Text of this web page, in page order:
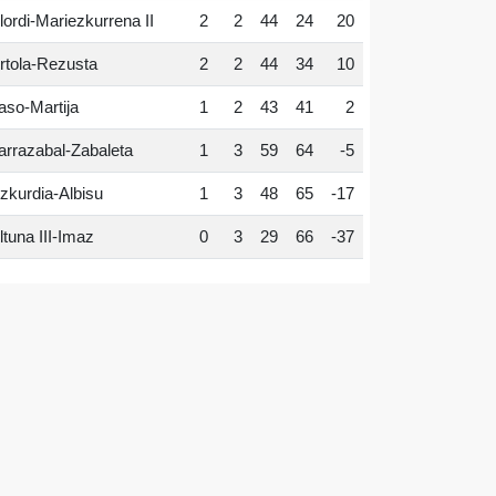
Mariezkurrena II 2 2 44 24 20
Rezusta 2 2 44 34 10
Martija 1 2 43 41 2
Zabaleta 1 3 59 64 -5
Albisu 1 3 48 65 -17
III-Imaz 0 3 29 66 -37